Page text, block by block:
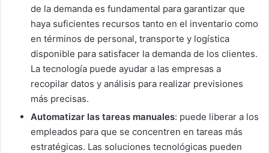
de la demanda es fundamental para garantizar que
haya suficientes recursos tanto en el inventario como
en términos de personal, transporte y logística
disponible para satisfacer la demanda de los clientes.
La tecnología puede ayudar a las empresas a
recopilar datos y análisis para realizar previsiones
más precisas.
Automatizar las tareas manuales: puede liberar a los
empleados para que se concentren en tareas más
estratégicas. Las soluciones tecnológicas pueden